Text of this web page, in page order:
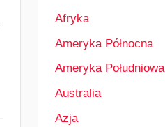
Afryka
Ameryka Północna
Ameryka Południowa
Australia
Azja